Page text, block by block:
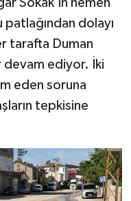
patlağından dolayı
tarafta Duman
devam ediyor. İki
eden soruna
tepkisine